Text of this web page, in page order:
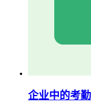
企业中的考